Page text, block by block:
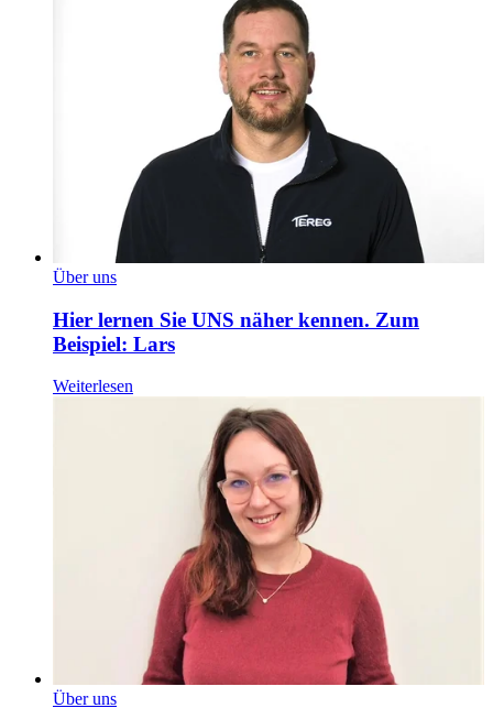
Über uns
Hier lernen Sie UNS näher kennen. Zum
Beispiel: Lars
Weiterlesen
Über uns